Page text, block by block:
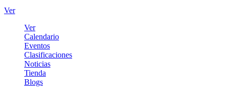
Ver
Ver
Calendario
Eventos
Clasificaciones
Noticias
Tienda
Blogs